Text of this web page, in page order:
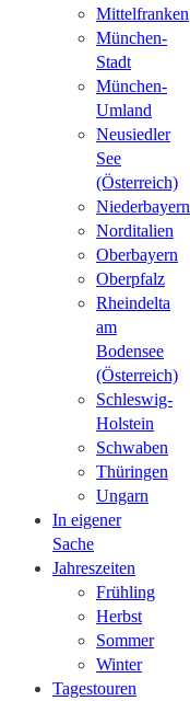
Mittelfranken
München-
Stadt
München-
Umland
Neusiedler
See
(Österreich)
Niederbayern
Norditalien
Oberbayern
Oberpfalz
Rheindelta
am
Bodensee
(Österreich)
Schleswig-
Holstein
Schwaben
Thüringen
Ungarn
In eigener
Sache
Jahreszeiten
Frühling
Herbst
Sommer
Winter
Tagestouren